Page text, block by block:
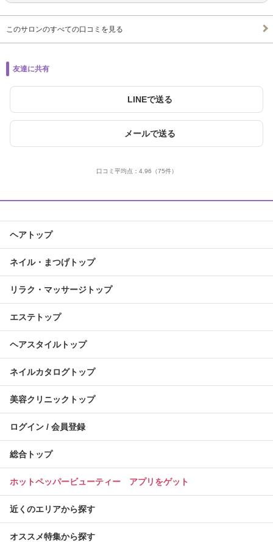
このサロンのすべての口コミを見る
友達に共有
LINEで送る
メールで送る
口コミ平均点： 4.96 （75件）
ヘアトップ
ネイル・まつげトップ
リラク・マッサージトップ
エステトップ
ヘアスタイルトップ
ネイルカタログトップ
美容クリニックトップ
ログイン / 会員登録
総合トップ
ホットペッパービューティー アプリをゲット
近くのエリアから探す
オススメ特集から探す